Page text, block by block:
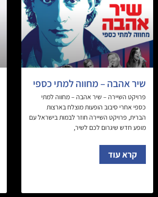
שיר אהבה – מחווה למתי כספי
פרויקט השיירה – שיר אהבה – מחווה למתי
כספי אחרי סיבוב הופעות מוצלח בארצות
הברית, פרויקט השיירה חוזר לבמות בישראל עם
מופע חדש שיגרום לכם לשיר,
קרא עוד